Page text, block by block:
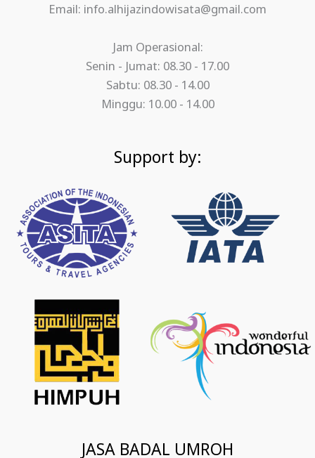
Email: info.alhijazindowisata@gmail.com
Jam Operasional:
Senin - Jumat: 08.30 - 17.00
Sabtu: 08.30 - 14.00
Minggu: 10.00 - 14.00
Support by:
JASA BADAL UMROH